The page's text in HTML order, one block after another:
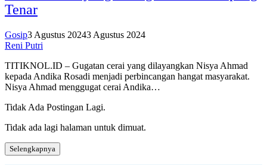
Tenar
Gosip3 Agustus 20243 Agustus 2024
Reni Putri
TITIKNOL.ID – Gugatan cerai yang dilayangkan Nisya Ahmad
kepada Andika Rosadi menjadi perbincangan hangat masyarakat.
Nisya Ahmad menggugat cerai Andika…
Tidak Ada Postingan Lagi.
Tidak ada lagi halaman untuk dimuat.
Selengkapnya